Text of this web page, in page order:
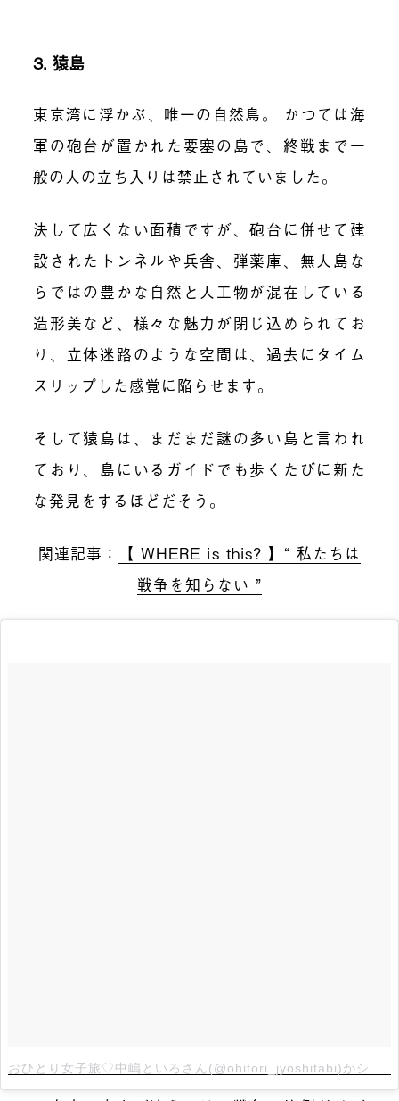
3. 猿島
東京湾に浮かぶ、唯一の自然島。 かつては海
軍の砲台が置かれた要塞の島で、終戦まで一
般の人の立ち入りは禁止されていました。
決して広くない面積ですが、砲台に併せて建
設されたトンネルや兵舎、弾薬庫、無人島な
らではの豊かな自然と人工物が混在している
造形美など、様々な魅力が閉じ込められてお
り、立体迷路のような空間は、過去にタイム
スリップした感覚に陥らせます。
そして猿島は、まだまだ謎の多い島と言われ
ており、島にいるガイドでも歩くたびに新た
な発見をするほどだそう。
関連記事：
【 WHERE is this? 】“ 私たちは
戦争を知らない ”
おひとり女子旅♡中嶋といろさん(@ohitori_jyoshitabi)がシェアした投稿